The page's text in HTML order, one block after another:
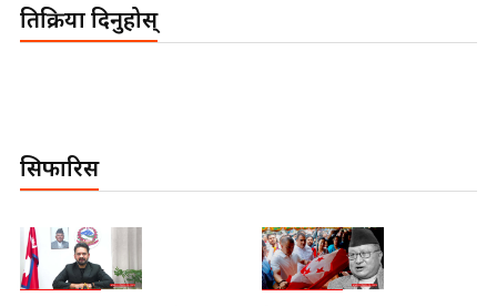
प्रतिक्रिया दिनुहोस्
सिफारिस